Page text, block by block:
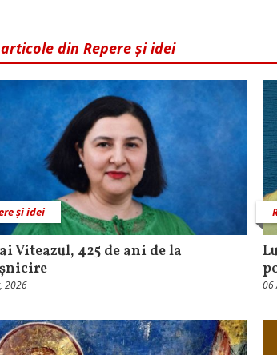
din Repere și idei
și idei
Viteazul, 425 de ani de la
2026 06